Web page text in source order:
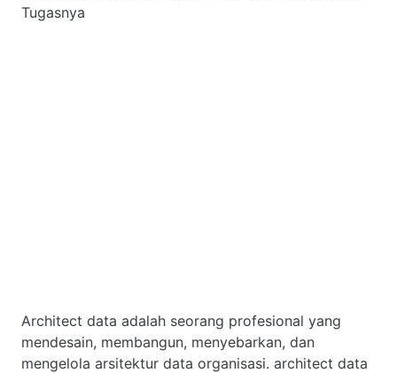
Architect data adalah seorang profesional yang
mendesain, membangun, menyebarkan, dan
mengelola arsitektur data organisasi. architect data